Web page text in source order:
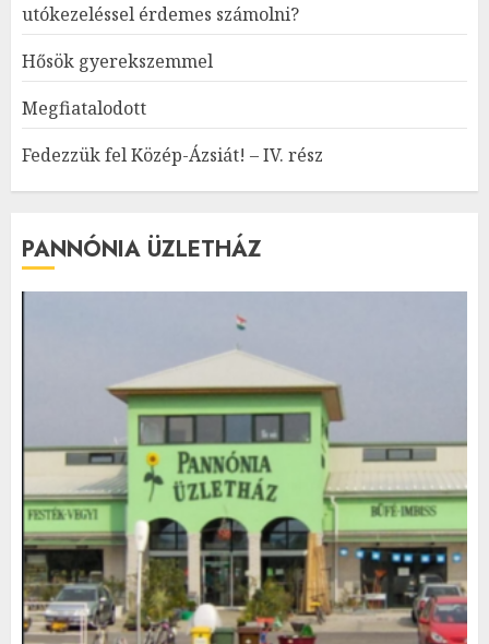
utókezeléssel érdemes számolni?
Hősök gyerekszemmel
Megfiatalodott
Fedezzük fel Közép-Ázsiát! – IV. rész
PANNÓNIA ÜZLETHÁZ